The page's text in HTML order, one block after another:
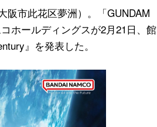
阪市此花区夢洲）。「GUNDAM
ホールディングスが2月21日、館
』を発表した。